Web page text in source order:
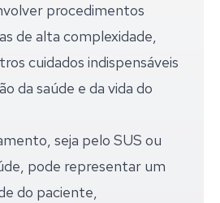
procedimentos
de alta complexidade,
cuidados indispensáveis
da saúde e da vida do
seja pelo SUS ou
pode representar um
do paciente,